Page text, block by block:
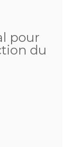
pour
du